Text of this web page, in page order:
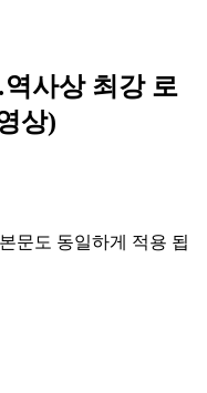
사상 최강 로
상)
문도 동일하게 적용 됩